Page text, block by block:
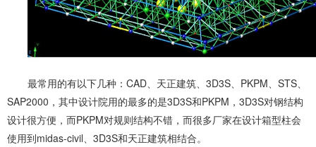
最常用的有以下几种：CAD、天正建筑、3D3S、PKPM、STS、
SAP2000，其中设计院用的最多的是3D3S和PKPM，3D3S对钢结构
设计很方便，而PKPM对规则结构不错，而很多厂家在设计箱型柱会
使用到midas-civil、3D3S和天正建筑相结合。